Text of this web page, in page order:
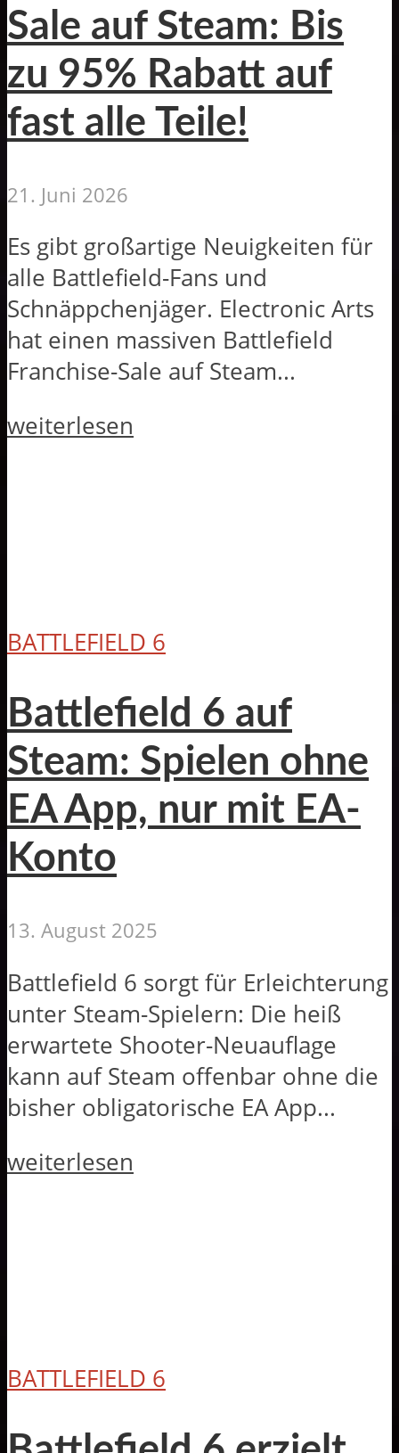
Sale auf Steam: Bis
zu 95% Rabatt auf
fast alle Teile!
21. Juni 2026
Es gibt großartige Neuigkeiten für
alle Battlefield-Fans und
Schnäppchenjäger. Electronic Arts
hat einen massiven Battlefield
Franchise-Sale auf Steam...
weiterlesen
BATTLEFIELD 6
Battlefield 6 auf
Steam: Spielen ohne
EA App, nur mit EA-
Konto
13. August 2025
Battlefield 6 sorgt für Erleichterung
unter Steam-Spielern: Die heiß
erwartete Shooter-Neuauflage
kann auf Steam offenbar ohne die
bisher obligatorische EA App...
weiterlesen
BATTLEFIELD 6